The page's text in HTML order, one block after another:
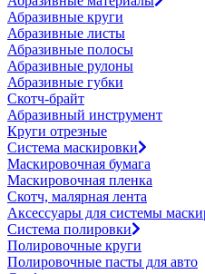
Абразивные круги
Абразивные листы
Абразивные полосы
Абразивные рулоны
Абразивные губки
Скотч-брайт
Абразивный инструмент
Круги отрезные
Система маскировки
Маскировочная бумага
Маскировочная пленка
Скотч, малярная лента
Аксессуары для системы
Система полировки
Полировочные круги
Полировочные пасты для авто